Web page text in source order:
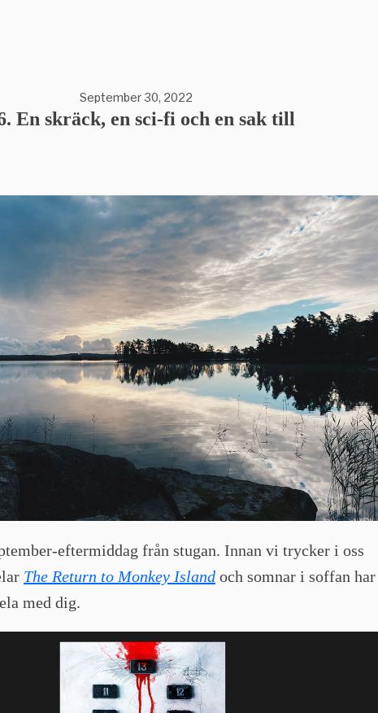
September 30, 2022
En skräck, en sci-fi och en sak till
eftermiddag från stugan. Innan vi trycker i oss
The Return to Monkey Island och somnar i soffan har
med dig.